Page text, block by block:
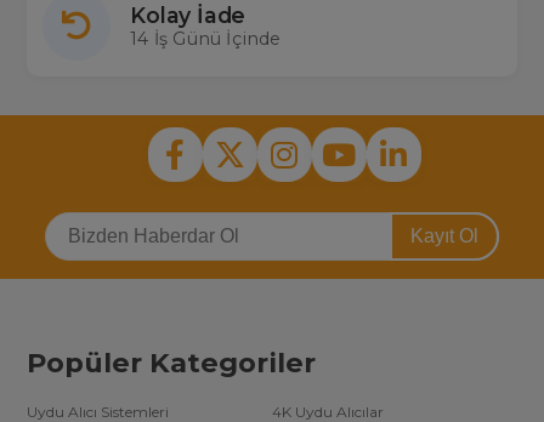
Kolay İade
14 İş Günü İçinde
Kayıt Ol
Popüler Kategoriler
Uydu Alıcı Sistemleri
4K Uydu Alıcılar